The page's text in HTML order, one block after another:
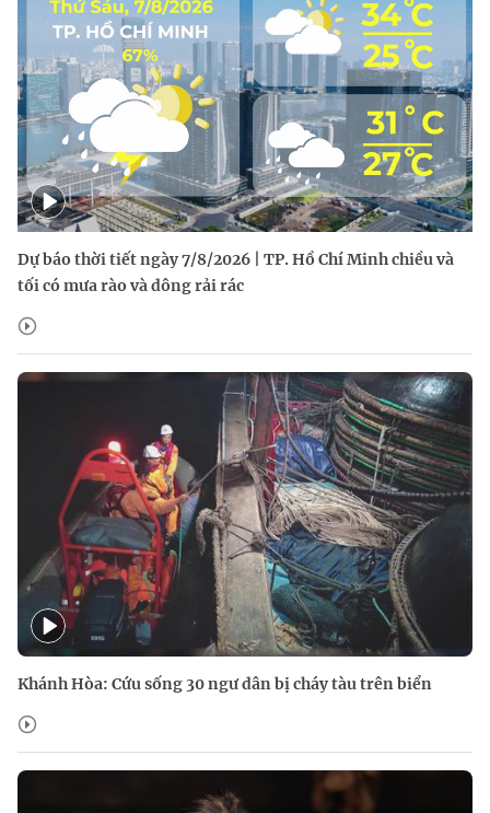
Dự báo thời tiết ngày 7/8/2026 | TP. Hồ Chí Minh chiều và
tối có mưa rào và dông rải rác
Khánh Hòa: Cứu sống 30 ngư dân bị cháy tàu trên biển